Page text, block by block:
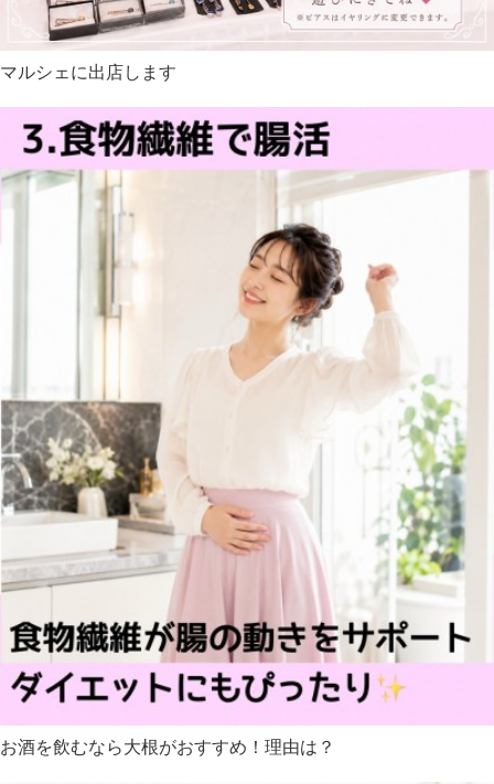
マルシェに出店します
お酒を飲むなら大根がおすすめ！理由は？